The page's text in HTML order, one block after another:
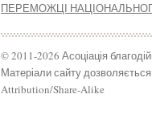
ПЕРЕМОЖЦІ
© 2011-2026 Асоціація
Матеріали сайту дозволяється
Attribution/Share-Alike